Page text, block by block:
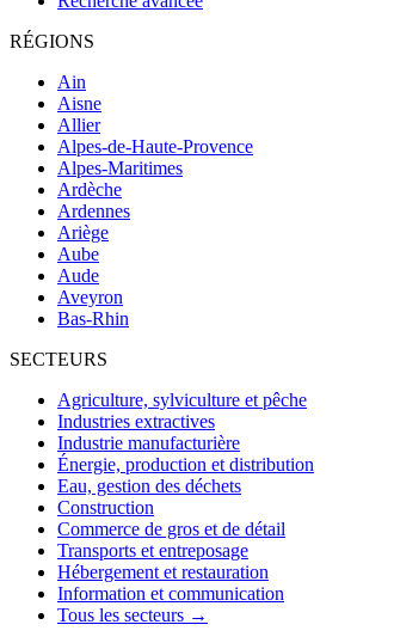
RÉGIONS
Ain
Aisne
Allier
Alpes-de-Haute-Provence
Alpes-Maritimes
Ardèche
Ardennes
Ariège
Aube
Aude
Aveyron
Bas-Rhin
SECTEURS
Agriculture, sylviculture et pêche
Industries extractives
Industrie manufacturière
Énergie, production et distribution
Eau, gestion des déchets
Construction
Commerce de gros et de détail
Transports et entreposage
Hébergement et restauration
Information et communication
Tous les secteurs →